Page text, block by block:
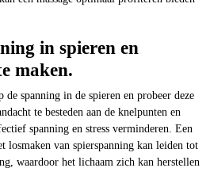
in spieren en
maken.
de spanning in de spieren en probeer deze
te besteden aan de knelpunten en
spanning en stress verminderen. Een
losmaken van spierspanning kan leiden tot
waardoor het lichaam zich kan herstellen